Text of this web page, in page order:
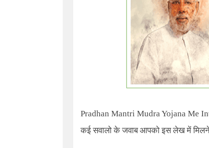
Pradhan Mantri Mudra Yojana Me
कई सवालो के जवाब आपको इस लेख में मिलने